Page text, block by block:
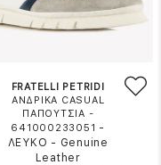
FRATELLI PETRIDI
ΑΝΔΡΙΚΑ CASUAL
ΠΑΠΟΥΤΣΙΑ -
641000233051 -
ΛΕΥΚΟ - Genuine
Leather